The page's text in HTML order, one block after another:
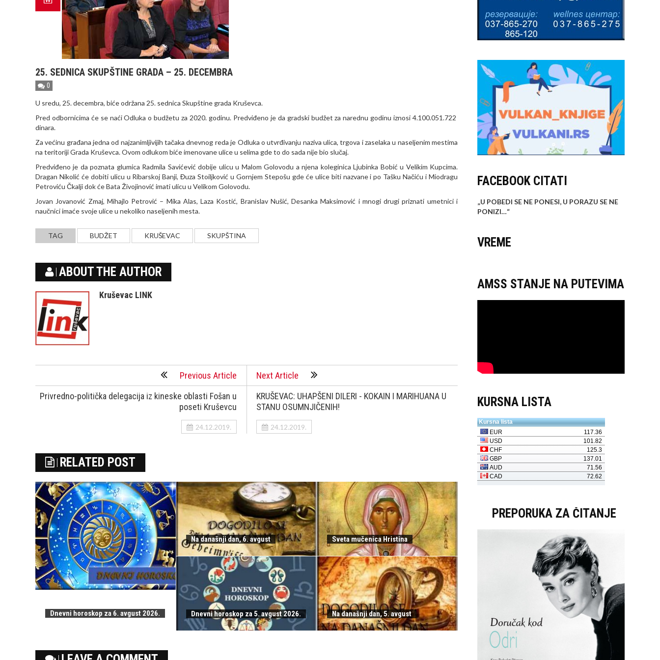
25. SEDNICA SKUPŠTINE GRADA – 25. DECEMBRA
0
U sredu, 25. decembra, biće održana 25. sednica Skupštine grada Kruševca.
Pred odbornicima će se naći Odluka o budžetu za 2020. godinu. Predviđeno je da gradski budžet za narednu godinu iznosi 4.100.051.722
dinara.
Za većinu građana jedna od najzanimljivijih tačaka dnevnog reda je Odluka o utvrđivanju naziva ulica, trgova i zaselaka u naseljenim mestima
na teritoriji Grada Kruševca. Ovom odlukom biće imenovane ulice u selima gde to do sada nije bio slučaj.
Predviđeno je da poznata glumica Radmila Savićević dobije ulicu u Malom Golovodu a njena koleginica Ljubinka Bobić u Velikim Kupcima.
Dragan Nikolić će dobiti ulicu u Ribarskoj Banji, Đuza Stoiljković u Gornjem Stepošu gde će ulice biti nazvane i po Tašku Načiću i Miodragu
Petroviću Čkalji dok će Bata Živojinović imati ulicu u Velikom Golovodu.
Jovan Jovanović Zmaj, Mihajlo Petrović – Mika Alas, Laza Kostić, Branislav Nušić, Desanka Maksimović i mnogi drugi priznati umetnici i
naučnici imaće svoje ulice u nekoliko naseljenih mesta.
TAG BUDŽET KRUŠEVAC SKUPŠTINA
ABOUT THE AUTHOR
Kruševac LINK
Previous Article
Privredno-politička delegacija iz kineske oblasti Fošan u
poseti Kruševcu
24.12.2019.
Next Article
KRUŠEVAC: UHAPŠENI DILERI - KOKAIN I MARIHUANA U
STANU OSUMNJIČENIH!
24.12.2019.
RELATED POST
Dnevni horoskop za 6. avgust 2026.
Na današnji dan, 6. avgust Sveta mučenica Hristina
Dnevni horoskop za 5. avgust 2026. Na današnji dan, 5. avgust
FACEBOOK CITATI
„U POBEDI SE NE PONESI, U PORAZU SE NE
PONIZI…“
VREME
AMSS STANJE NA PUTEVIMA
KURSNA LISTA
PREPORUKA ZA ČITANJE